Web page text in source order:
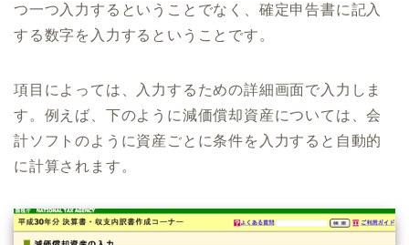
つ一つ入力するということでなく、確定申告書に記入
する数字を入力するということです。
項目によっては、入力するための詳細画面で入力しま
す。例えば、下のように減価償却資産については、会
計ソフトのように資産ごとに条件を入力すると自動的
に計算されます。